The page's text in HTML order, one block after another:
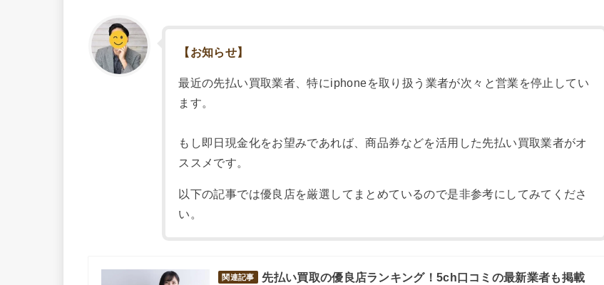
【お知らせ】
最近の先払い買取業者、特にiphoneを取り扱う業者が次々と営業を停止してい
ます。
もし即日現金化をお望みであれば、商品券などを活用した先払い買取業者がオ
ススメです。
以下の記事では優良店を厳選してまとめているので是非参考にしてみてくださ
い。
関連記事
先払い買取の優良店ランキング！5ch口コミの最新業者も掲載